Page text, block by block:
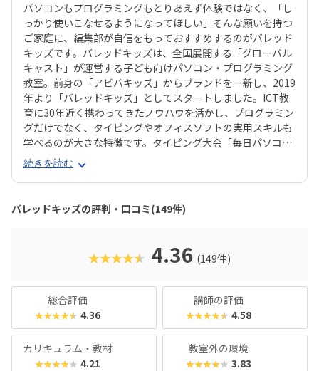
パソコンもプログラミングもとりあえず体験ではなく、「し
っかり使いこなせるようになってほしい」そんな願いを持つ
ご家庭に、編集部が自信をもっておすすめするのがバレッド
キッズです。バレッドキッズは、全国展開する「グローバル
キャスト」が運営する子ども向けパソコン・プログラミング
教室。前身の「アビバキッズ」からブランドを一新し、2019
年より「バレッドキッズ」としてスタートしました。ICT教
育に30年近く携わってきたノウハウを活かし、プログラミン
グだけでなく、タイピングやオフィスソフトの実用スキルも
学べるのが大きな特徴です。タイピング大会「毎日パソコン
入力コンクール」では、全国大会に15名が出場。中には内閣
総理大臣賞や文部科学大臣賞を受賞する生徒も。遊びの延長
では終わらない、本格的なパソコンスキルが身につきます。
プログラミング面も充実しており、「ロボットを動かす」
「プレゼンで想いを伝える」など、考える力・表現する力・
ランプリ」では、受講生たちが全国から集い、アイデアを発
表するプレゼン大会も行われています。「楽しいだけじゃな
です。
続きを読む
バレッドキッズの評判・口コミ(149件)
★★★★★ 4.36 (149件)
総合評価
★★★★★ 4.36
講師の評価
★★★★★ 4.58
カリキュラム・教材
★★★★★ 4.21
教室外の環境
★★★★★ 3.83